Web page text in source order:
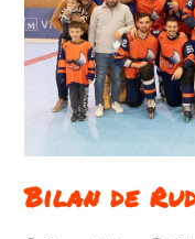
Bilan de